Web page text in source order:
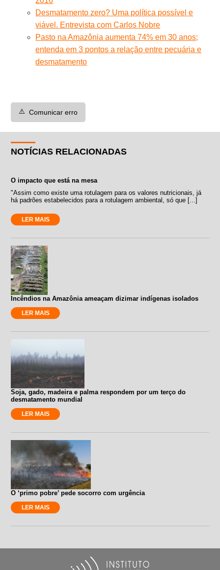
Desmatamento zero? Uma política possível e
viável. Entrevista com Carlos Nobre
Pasto na Amazônia aumenta 74% em 30 anos;
entenda em 3 pontos a relação entre pecuária e
desmatamento
⚠️ Comunicar erro
NOTÍCIAS RELACIONADAS
O impacto que está na mesa
"Assim como existe uma rotulagem para os valores nutricionais, já
há padrões estabelecidos para a rotulagem ambiental, só que [...]
LER MAIS
Incêndios na Amazônia ameaçam dizimar indígenas isolados
LER MAIS
Soja, gado, madeira e palma respondem por um terço do
desmatamento mundial
LER MAIS
O ‘primo pobre’ pede socorro com urgência
LER MAIS